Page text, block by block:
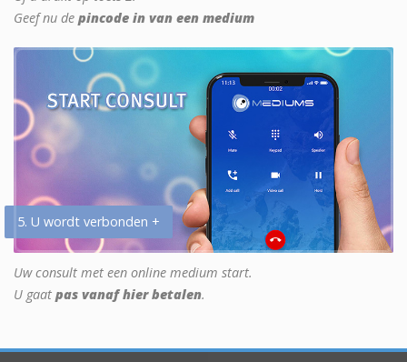
Geef nu de pincode in van een medium
5. U wordt verbonden +
Uw consult met een online medium start.
U gaat pas vanaf hier betalen.